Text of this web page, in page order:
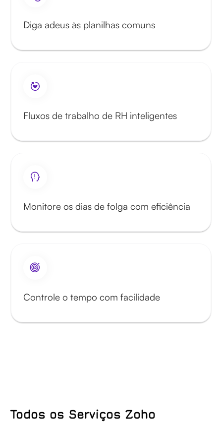
Diga adeus às planilhas comuns
Fluxos de trabalho de RH inteligentes
Monitore os dias de folga com eficiência
Controle o tempo com facilidade
Todos os Serviços Zoho